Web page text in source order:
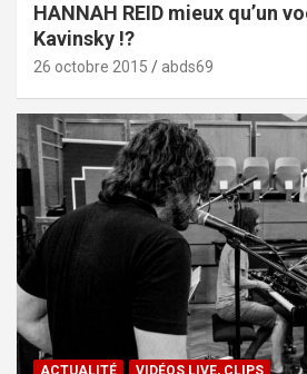
HANNAH REID mieux qu’un
Kavinsky !?
26 octobre 2015 abds69
ACTUALITÉ VIDÉOS LIVE, CLIPS